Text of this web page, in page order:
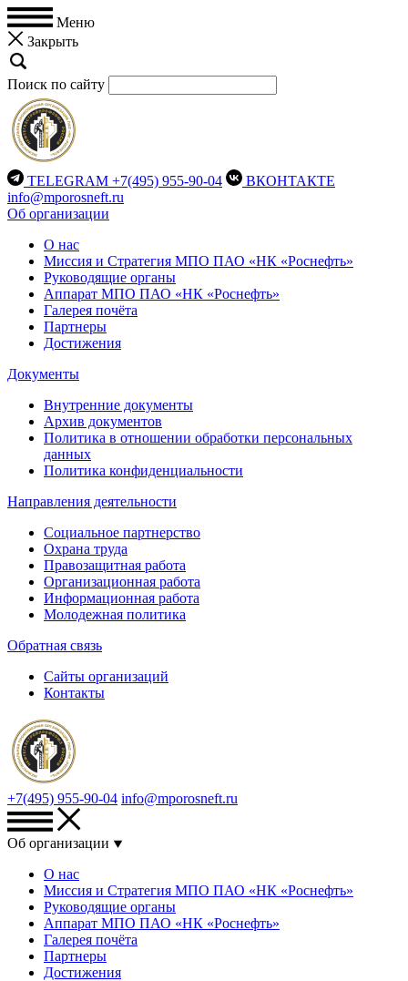
Меню
Закрыть
Поиск по сайту
TELEGRAM +7(495) 955-90-04
ВКОНТАКТЕ
info@mporosneft.ru
Об организации
О нас
Миссия и Стратегия МПО ПАО «НК «Роснефть»
Руководящие органы
Аппарат МПО ПАО «НК «Роснефть»
Галерея почёта
Партнеры
Достижения
Документы
Внутренние документы
Архив документов
Политика в отношении обработки персональных
данных
Политика конфиденциальности
Направления деятельности
Социальное партнерство
Охрана труда
Правозащитная работа
Организационная работа
Информационная работа
Молодежная политика
Обратная связь
Сайты организаций
Контакты
+7(495) 955-90-04 info@mporosneft.ru
Об организации
О нас
Миссия и Стратегия МПО ПАО «НК «Роснефть»
Руководящие органы
Аппарат МПО ПАО «НК «Роснефть»
Галерея почёта
Партнеры
Достижения